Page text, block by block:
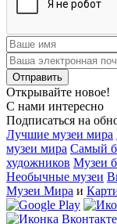
Открывайте новое!
С нами интересно
Подписаться на
Лучшие музеи мира
музеи мира Самый
художников Музеи
Необычные музеи
Музеи Мира и